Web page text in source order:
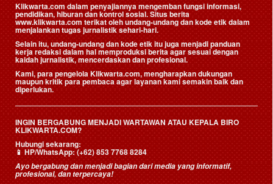
Klikwarta.com dalam penyajiannya mengemban fungsi informasi,
pendidikan, hiburan dan kontrol sosial. Situs berita
www.klikwarta.com terikat oleh undang-undang dan kode etik dalam
menjalankan tugas jurnalistik sehari-hari.
Selain itu, undang-undang dan kode etik itu juga menjadi panduan
kerja redaksi dalam hal memproduksi berita agar sesuai dengan
kaidah jurnalistik, mencerdaskan dan profesional.
Kami, para pengelola Klikwarta.com, mengharapkan dukungan
maupun kritik para pembaca agar layanan kami semakin baik dan
diperlukan.
INGIN BERGABUNG MENJADI WARTAWAN ATAU KEPALA BIRO
KLIKWARTA.COM?
Hubungi sekarang:
📱HP/WhatsApp:(+62) 853 7768 8284
Ayo bergabung dan menjadi bagian dari media yang informatif,
profesional, dan terpercaya!